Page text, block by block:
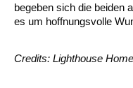
begeben sich die beiden
es um hoffnungsvolle
Credits: Lighthouse